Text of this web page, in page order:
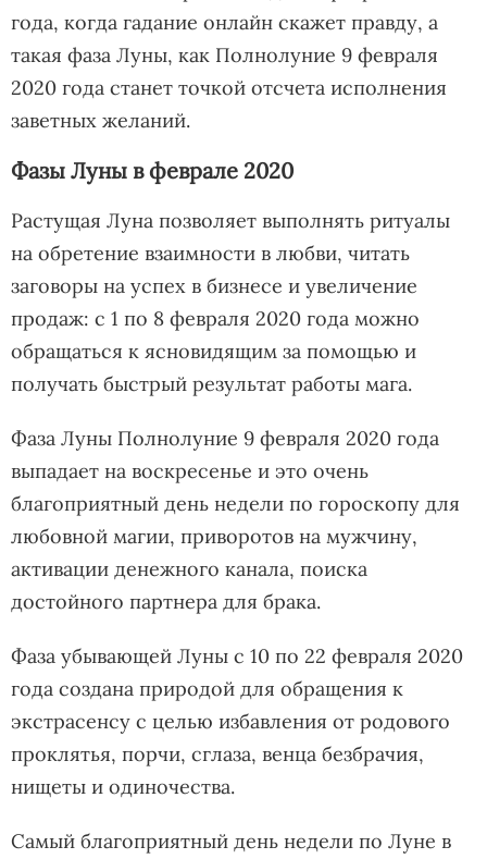
года, когда гадание онлайн скажет правду, а
такая фаза Луны, как Полнолуние 9 февраля
2020 года станет точкой отсчета исполнения
заветных желаний.
Фазы Луны в феврале 2020
Растущая Луна позволяет выполнять ритуалы
на обретение взаимности в любви, читать
заговоры на успех в бизнесе и увеличение
продаж: с 1 по 8 февраля 2020 года можно
обращаться к ясновидящим за помощью и
получать быстрый результат работы мага.
Фаза Луны Полнолуние 9 февраля 2020 года
выпадает на воскресенье и это очень
благоприятный день недели по гороскопу для
любовной магии, приворотов на мужчину,
активации денежного канала, поиска
достойного партнера для брака.
Фаза убывающей Луны с 10 по 22 февраля 2020
года создана природой для обращения к
экстрасенсу с целью избавления от родового
проклятья, порчи, сглаза, венца безбрачия,
нищеты и одиночества.
Самый благоприятный день недели по Луне в